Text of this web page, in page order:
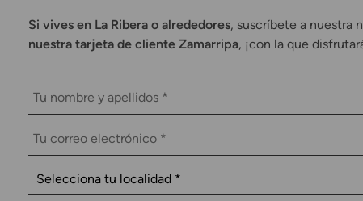
Si vives en La Ribera o alrededores, suscríbete a nuestra
nuestra tarjeta de cliente Zamarripa, ¡con la que